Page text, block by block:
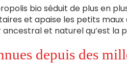
bio séduit de plus en
et apaise les petits maux
et naturel qu’est la
depuis des